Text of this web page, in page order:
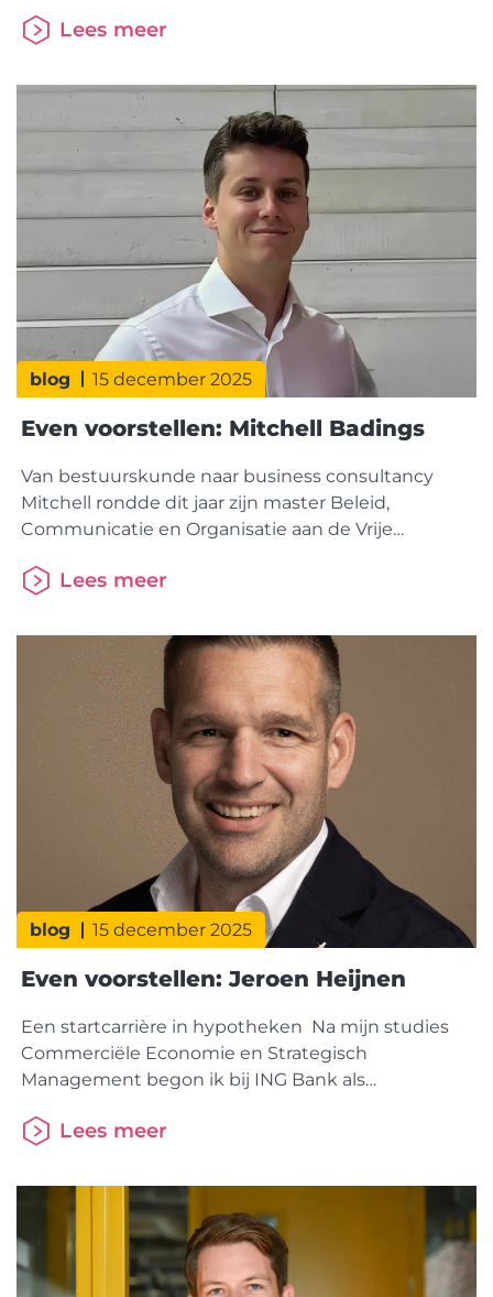
het Johan Cruyff Institute. Tijdens mijn master
hypotheekwereld terecht. In 2014 werkte ik aan de
automatische beoordeling van stukken en leerde
ik Davinci kennen. In de
Lees meer
blog 15 december 2025
Even voorstellen: Mitchell Badings
Van bestuurskunde naar business consultancy
Mitchell rondde dit jaar zijn master Beleid,
Communicatie en Organisatie aan de Vrije
Organisatiewetenschap, eveneens aan de VU.
het vakgebied was waar hij het meest enthousiast
van werd. “Het advieswerk en het contact met
mensen vind ik het leukst.
Lees meer
blog 15 december 2025
Even voorstellen: Jeroen Heijnen
Een startcarrière in hypotheken Na mijn studies
Commerciële Economie en Strategisch
Management begon ik bij ING Bank als
diploma’s, maar merkte al snel dat dit niet de
Reaal voelde ik me meer op mijn plek: eerst als
functioneel beheerder en later in verschillende
Lees meer